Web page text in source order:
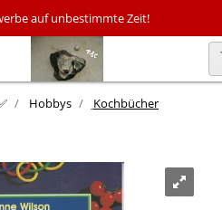
auf unbestimmte Zeit!
Hobbys Kochbücher